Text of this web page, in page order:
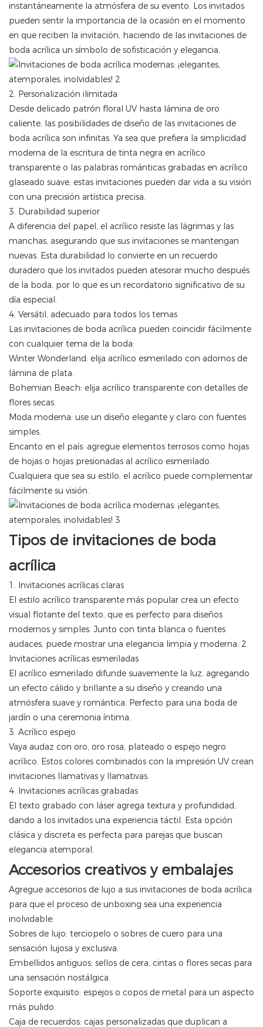
instantáneamente la atmósfera de su evento. Los invitados
pueden sentir la importancia de la ocasión en el momento
en que reciben la invitación, haciendo de las invitaciones de
boda acrílica un símbolo de sofisticación y elegancia.
2. Personalización ilimitada
Desde delicado patrón floral UV hasta lámina de oro
caliente, las posibilidades de diseño de las invitaciones de
boda acrílica son infinitas. Ya sea que prefiera la simplicidad
moderna de la escritura de tinta negra en acrílico
transparente o las palabras románticas grabadas en acrílico
glaseado suave, estas invitaciones pueden dar vida a su visión
con una precisión artística precisa.
3. Durabilidad superior
A diferencia del papel, el acrílico resiste las lágrimas y las
manchas, asegurando que sus invitaciones se mantengan
nuevas. Esta durabilidad lo convierte en un recuerdo
duradero que los invitados pueden atesorar mucho después
de la boda, por lo que es un recordatorio significativo de su
día especial.
4. Versátil, adecuado para todos los temas
Las invitaciones de boda acrílica pueden coincidir fácilmente
con cualquier tema de la boda:
Winter Wonderland: elija acrílico esmerilado con adornos de
lámina de plata.
Bohemian Beach: elija acrílico transparente con detalles de
flores secas.
Moda moderna: use un diseño elegante y claro con fuentes
simples.
Encanto en el país: agregue elementos terrosos como hojas
de hojas o hojas presionadas al acrílico esmerilado.
Cualquiera que sea su estilo, el acrílico puede complementar
fácilmente su visión.
Tipos de invitaciones de boda
acrílica
1. Invitaciones acrílicas claras
El estilo acrílico transparente más popular crea un efecto
visual flotante del texto, que es perfecto para diseños
modernos y simples. Junto con tinta blanca o fuentes
audaces, puede mostrar una elegancia limpia y moderna. 2.
Invitaciones acrílicas esmeriladas
El acrílico esmerilado difunde suavemente la luz, agregando
un efecto cálido y brillante a su diseño y creando una
atmósfera suave y romántica. Perfecto para una boda de
jardín o una ceremonia íntima.
3. Acrílico espejo
Vaya audaz con oro, oro rosa, plateado o espejo negro
acrílico. Estos colores combinados con la impresión UV crean
invitaciones llamativas y llamativas.
4. Invitaciones acrílicas grabadas
El texto grabado con láser agrega textura y profundidad,
dando a los invitados una experiencia táctil. Esta opción
clásica y discreta es perfecta para parejas que buscan
elegancia atemporal.
Accesorios creativos y embalajes
Agregue accesorios de lujo a sus invitaciones de boda acrílica
para que el proceso de unboxing sea una experiencia
inolvidable:
Sobres de lujo: terciopelo o sobres de cuero para una
sensación lujosa y exclusiva.
Embellidos antiguos: sellos de cera, cintas o flores secas para
una sensación nostálgica.
Soporte exquisito: espejos o copos de metal para un aspecto
más pulido.
Caja de recuerdos: cajas personalizadas que duplican a